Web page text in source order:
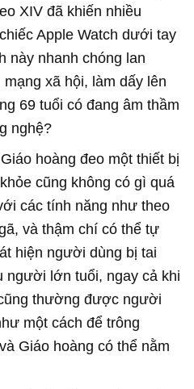
XIV đã khiến nhiều
Apple Watch dưới tay
này nhanh chóng lan
xã hội, làm dấy lên
69 tuổi có đang âm thầm
nghệ?
hoàng đeo một thiết bị
cũng không có gì quá
các tính năng như theo
và thậm chí có thể tự
hiện người dùng bị tai
người lớn tuổi, ngay cả khi
thường được người
một cách để trông
và Giáo hoàng có thể nằm